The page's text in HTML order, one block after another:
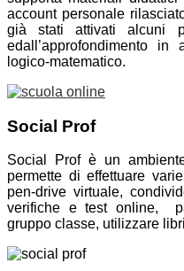
account personale
già stati attivati alcuni
edall’approfondimento
logico-matematico.
Social Prof
Social Prof è un
permette di effettuare
pen-drive virtuale,
verifiche e test online,
gruppo classe, utilizzare